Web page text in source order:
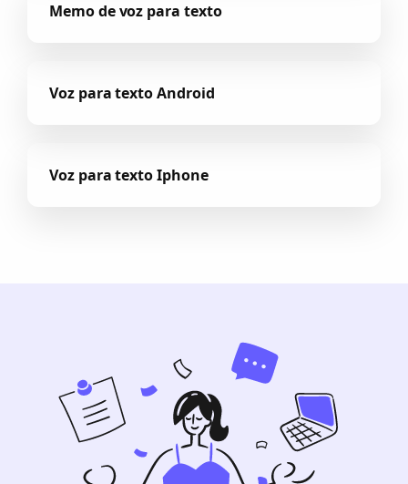
Memo de voz para texto
Voz para texto Android
Voz para texto Iphone